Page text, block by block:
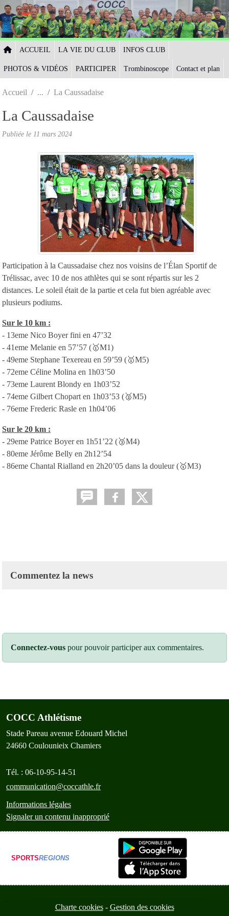
ACCUEIL LA VIE DU CLUB INFOS CLUB
PHOTOS & VIDÉOS PARTICIPER Trombinoscope Contact et plan
Accueil La Caussadaise
La Caussadaise
Publiée le 11 mars 2024
Participation à la Caussadaise chez nos voisins de l’Élan Sportif de
Trélissac, avec 10 de nos athlètes qui se sont répartis sur les 2
distances. Le soleil était de la partie et cela fut bien agréable avec
plusieurs podiums.
Sur le 10 km :
- 13eme Nico Boyer fini en 47’32
- 41eme Melanie en 57’57 (🥇M1)
- 49eme Stephane Texereau en 59’59 (🥇M5)
- 72eme Céline Molina en 1h03’50
- 73eme Laurent Blondy en 1h03’52
- 74eme Gilbert Chopart en 1h03’53 (🥈M5)
- 76eme Frederic Rasle en 1h04’06
Sur le 20 km :
- 29eme Patrice Boyer en 1h51’22 (🥉M4)
- 80eme Jérôme Belly en 2h12’54
- 86eme Chantal Rialland en 2h20’05 dans la douleur (🥇M3)
Commentez la news
Connectez-vous pour pouvoir participer aux commentaires.
COCC Athlétisme
Stade Pareau avenue Edouard Michel
24660 Coulounieix Chamiers
Tél. : 06-10-95-14-51
communication@coccathle.fr
Informations légales
Signaler un contenu inapproprié
SPORTSREGIONS
Charte cookies Gestion des cookies
Panneau de gestion des cookies